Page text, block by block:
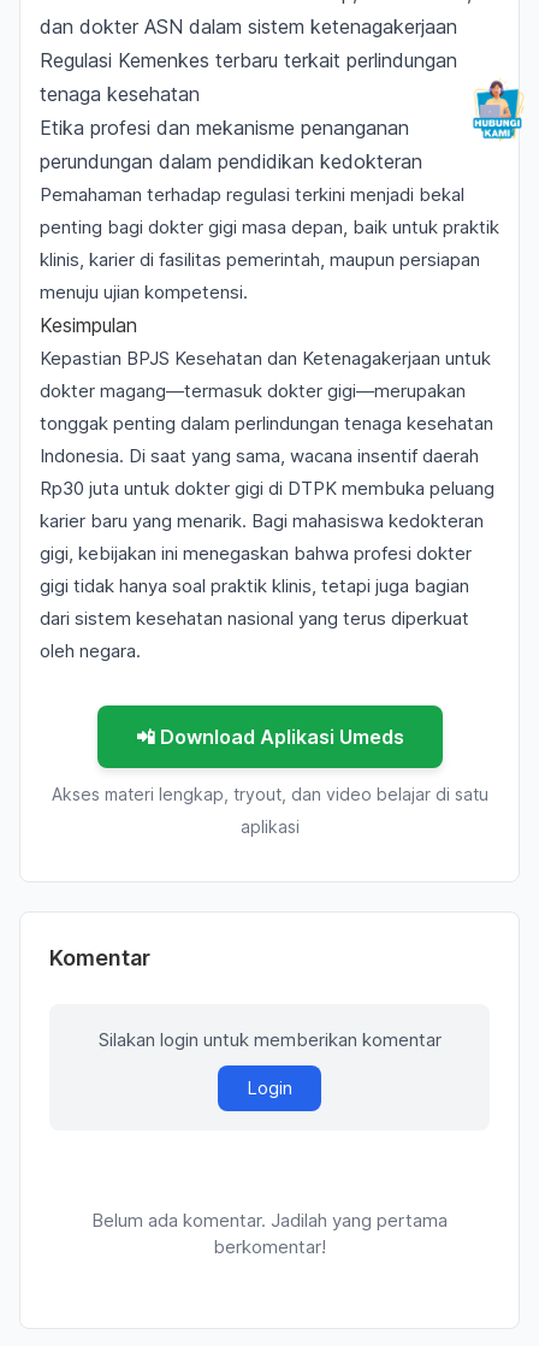
dan dokter ASN dalam sistem ketenagakerjaan
Regulasi Kemenkes terbaru terkait perlindungan
tenaga kesehatan
Etika profesi dan mekanisme penanganan
perundungan dalam pendidikan kedokteran
Pemahaman terhadap regulasi terkini menjadi bekal
penting bagi dokter gigi masa depan, baik untuk praktik
klinis, karier di fasilitas pemerintah, maupun persiapan
menuju ujian kompetensi.
Kesimpulan
Kepastian BPJS Kesehatan dan Ketenagakerjaan untuk
dokter magang—termasuk dokter gigi—merupakan
tonggak penting dalam perlindungan tenaga kesehatan
Indonesia. Di saat yang sama, wacana insentif daerah
Rp30 juta untuk dokter gigi di DTPK membuka peluang
karier baru yang menarik. Bagi mahasiswa kedokteran
gigi, kebijakan ini menegaskan bahwa profesi dokter
gigi tidak hanya soal praktik klinis, tetapi juga bagian
dari sistem kesehatan nasional yang terus diperkuat
oleh negara.
📲 Download Aplikasi Umeds
Akses materi lengkap, tryout, dan video belajar di satu
aplikasi
Komentar
Silakan login untuk memberikan komentar
Login
Belum ada komentar. Jadilah yang pertama
berkomentar!